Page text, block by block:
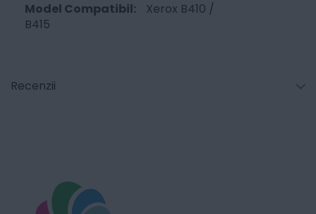
Xerox B410 /
B415
Recenzii